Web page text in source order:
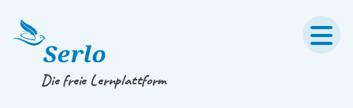
Springe zum
Die freie Lernplattform